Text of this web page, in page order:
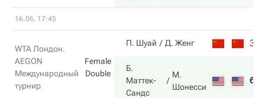
16.06, 17:45
WTA Лондон.
AEGON
Международный
турнир
Female
Double
П. Шуай Д. Женг 3
Б.
Маттек-
Сандс
М.
Шонесси
6